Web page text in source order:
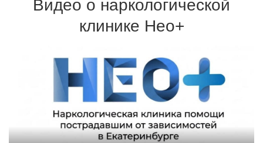
Для кодировки используются сертифицированные
препараты и одобренные Минздравом методики
Терапия может проходить на дому или в стационаре
Видео о наркологической
клинике Нео+